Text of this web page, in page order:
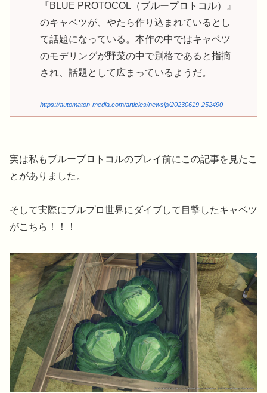
『BLUE PROTOCOL（ブループロトコル）』
のキャベツが、やたら作り込まれているとし
て話題になっている。本作の中ではキャベツ
のモデリングが野菜の中で別格であると指摘
され、話題として広まっているようだ。
https://automaton-media.com/articles/newsjp/20230619-252490
実は私もブループロトコルのプレイ前にこの記事を見たこ
とがありました。
そして実際にブルプロ世界にダイブして目撃したキャベツ
がこちら！！！